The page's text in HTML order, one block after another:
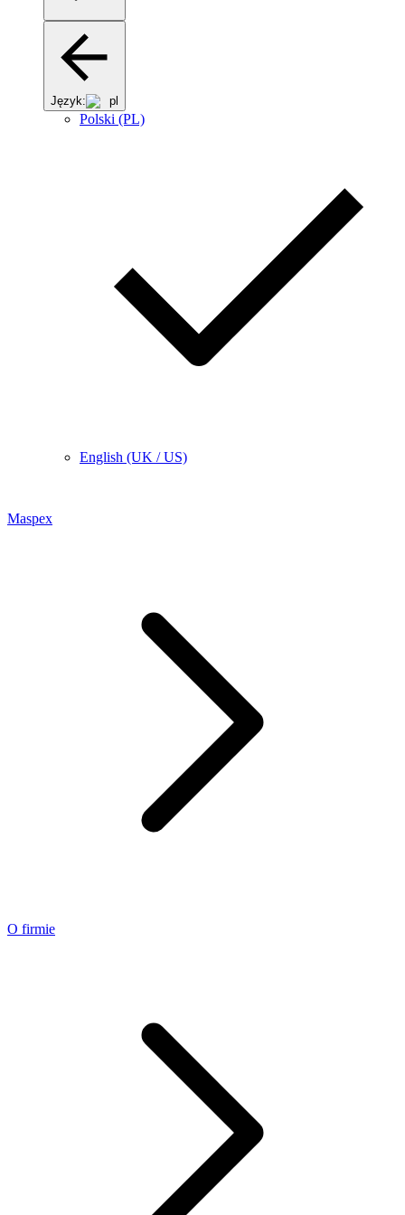
Język: pl
Polski (PL)
English (UK / US)
Maspex
O firmie